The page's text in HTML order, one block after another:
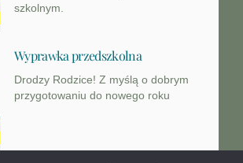
szkolnym.
Wyprawka przedszkolna
Drodzy Rodzice! Z myślą o dobrym
przygotowaniu do nowego roku